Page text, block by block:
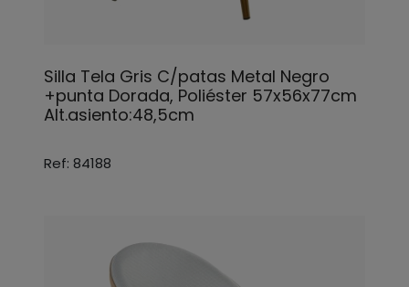
Silla Tela Gris C/patas Metal Negro
+punta Dorada, Poliéster 57x56x77cm
Alt.asiento:48,5cm
Ref: 84188